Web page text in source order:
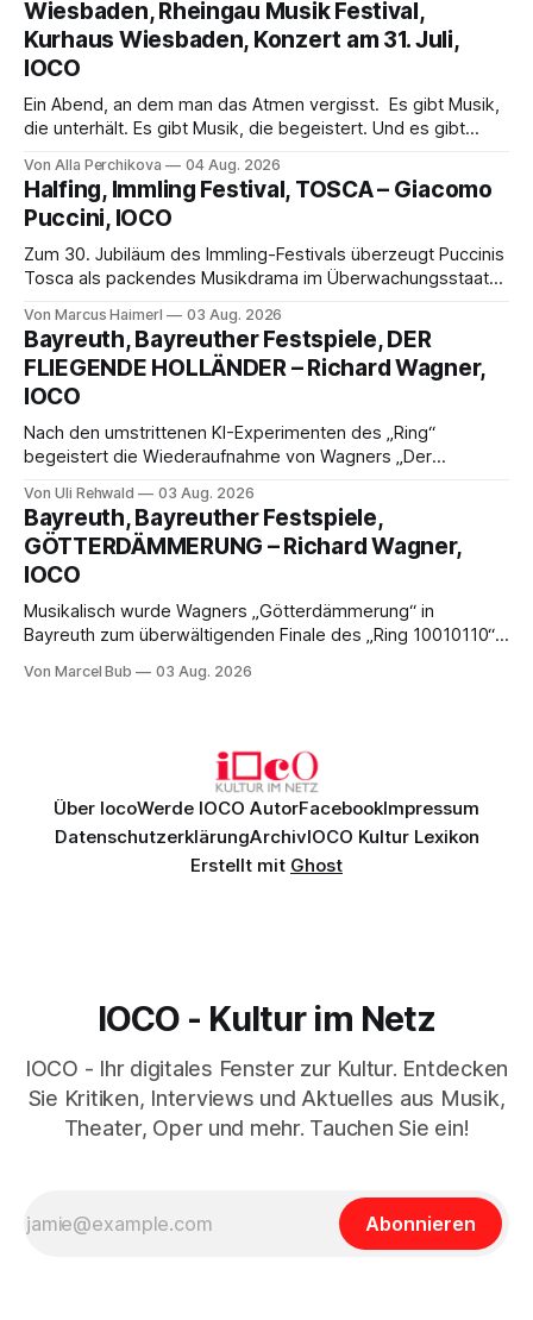
Wiesbaden, Rheingau Musik Festival,
Kurhaus Wiesbaden, Konzert am 31. Juli,
IOCO
Ein Abend, an dem man das Atmen vergisst. Es gibt Musik,
die unterhält. Es gibt Musik, die begeistert. Und es gibt
Genau so war der Abend im Kurhaus Wiesbaden, an dem
Johannes Brahms’ Erstes Klavierkonzert d-Moll op. 15 mit
Daniil
Von Alla Perchikova 04 Aug. 2026
Halfing, Immling Festival, TOSCA – Giacomo
Puccini, IOCO
Zum 30. Jubiläum des Immling-Festivals überzeugt Puccinis
Tosca als packendes Musikdrama im Überwachungsstaat
spannend und werkgetreu, getragen von starken Solisten,
eindrucksvollen Projektionen und einer klangvollen
musikalischen Leitung.
Von Marcus Haimerl 03 Aug. 2026
Bayreuth, Bayreuther Festspiele, DER
FLIEGENDE HOLLÄNDER – Richard Wagner,
IOCO
Nach den umstrittenen KI-Experimenten des „Ring“
begeistert die Wiederaufnahme von Wagners „Der
Musik und einem neuen Traumpaar: Elisabeth Teige und
Nicholas Brownlee sorgen für einen der Höhepunkte der
Bayreuther Festspiele 2026.
Von Uli Rehwald 03 Aug. 2026
Bayreuth, Bayreuther Festspiele,
GÖTTERDÄMMERUNG – Richard Wagner,
IOCO
Musikalisch wurde Wagners „Götterdämmerung“ in
Bayreuth zum überwältigenden Finale des „Ring 10010110“:
exzellentes Sängerensemble begeisterten. Die KI-geprägte
Von Marcel Bub 03 Aug. 2026
Über IocoWerde IOCO AutorFacebookImpressum
DatenschutzerklärungArchivIOCO Kultur Lexikon
Erstellt mit Ghost
IOCO - Kultur im Netz
IOCO - Ihr digitales Fenster zur Kultur. Entdecken
Sie Kritiken, Interviews und Aktuelles aus Musik,
Theater, Oper und mehr. Tauchen Sie ein!
Abonnieren